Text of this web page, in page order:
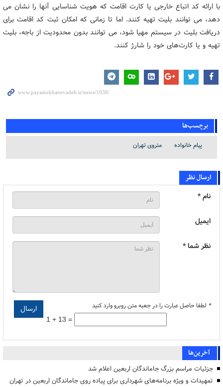
با ارائه کد اتباع خارجی یا کارت اقامت که هویت شناسایی آنها را نشان می
دهد، می توانند بلیت تهیه کنند. اما تا زمانی که امکان ثبت کد اقامت برای
دریافت بلیت در سیستم مهیا شود، می توانند بدون محدودیت‌ از باجه، بلیت
تهیه و یا کارت‌های خود را شارژ کنند.
برچسب‌ها
پیام خانواده متروی تهران
ارسال نظر
نام *
ایمیل
نظر شما *
* لطفا حاصل عبارت را در جعبه متن روبرو وارد کنید
1 + 13 =
آخرین‌ها
جزئیات مراسم بزرگ جاماندگان اربعین اعلام شد
تمهیدات و ویژه برنامه‌های شهرداری برای پیاده روی جاماندگان اربعین در تهران